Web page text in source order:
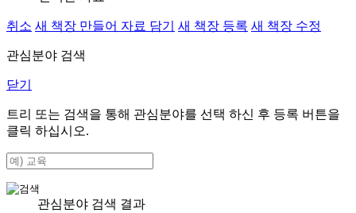
취소 새 책장 만들어 자료 담기 새 책장 등록 새 책장 수정
관심분야 검색
닫기
트리 또는 검색을 통해 관심분야를 선택 하신 후 등록 버튼을
클릭 하십시오.
관심분야 검색 결과